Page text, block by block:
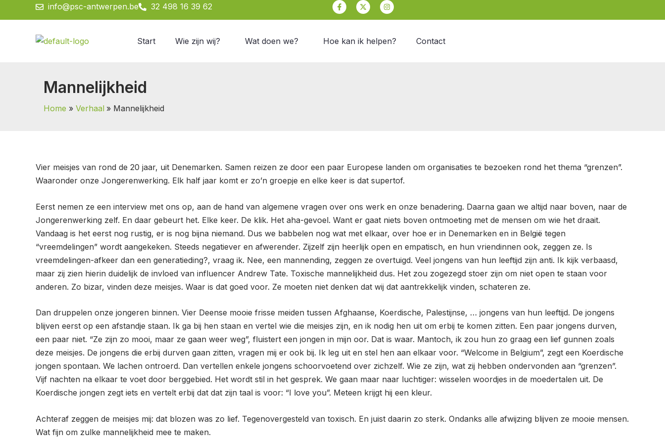
naar
info@psc-antwerpen.be 32 498 16 39 62
Facebook-
f
X-
twitter
Instagram
Start Wie zijn wij? Wat doen we? Hoe kan ik helpen? Contact
Mannelijkheid
Home Verhaal Mannelijkheid
Vier meisjes van rond de 20 jaar, uit Denemarken. Samen reizen ze door een paar Europese landen om organisaties te bezoeken rond het thema “grenzen”.
Waaronder onze Jongerenwerking. Elk half jaar komt er zo’n groepje en elke keer is dat supertof.
Eerst nemen ze een interview met ons op, aan de hand van algemene vragen over ons werk en onze benadering. Daarna gaan we altijd naar boven, naar de
Jongerenwerking zelf. En daar gebeurt het. Elke keer. De klik. Het aha-gevoel. Want er gaat niets boven ontmoeting met de mensen om wie het draait.
Vandaag is het eerst nog rustig, er is nog bijna niemand. Dus we babbelen nog wat met elkaar, over hoe er in Denemarken en in België tegen
“vreemdelingen” wordt aangekeken. Steeds negatiever en afwerender. Zijzelf zijn heerlijk open en empatisch, en hun vriendinnen ook, zeggen ze. Is
vreemdelingen-afkeer dan een generatieding?, vraag ik. Nee, een mannending, zeggen ze overtuigd. Veel jongens van hun leeftijd zijn anti. Ik kijk verbaasd,
maar zij zien hierin duidelijk de invloed van influencer Andrew Tate. Toxische mannelijkheid dus. Het zou zogezegd stoer zijn om niet open te staan voor
anderen. Zo bizar, vinden deze meisjes. Waar is dat goed voor. Ze moeten niet denken dat wij dat aantrekkelijk vinden, schateren ze.
Dan druppelen onze jongeren binnen. Vier Deense mooie frisse meiden tussen Afghaanse, Koerdische, Palestijnse, … jongens van hun leeftijd. De jongens
blijven eerst op een afstandje staan. Ik ga bij hen staan en vertel wie die meisjes zijn, en ik nodig hen uit om erbij te komen zitten. Een paar jongens durven,
een paar niet. “Ze zijn zo mooi, maar ze gaan weer weg”, fluistert een jongen in mijn oor. Dat is waar. Mantoch, ik zou hun zo graag een lief gunnen zoals
deze meisjes. De jongens die erbij durven gaan zitten, vragen mij er ook bij. Ik leg uit en stel hen aan elkaar voor. “Welcome in Belgium”, zegt een Koerdische
jongen spontaan. We lachen ontroerd. Dan vertellen enkele jongens schoorvoetend over zichzelf. Wie ze zijn, wat zij hebben ondervonden aan “grenzen”.
Vijf nachten na elkaar te voet door berggebied. Het wordt stil in het gesprek. We gaan maar naar luchtiger: wisselen woordjes in de moedertalen uit. De
Koerdische jongen zegt iets en vertelt erbij dat dat zijn taal is voor: “I love you”. Meteen krijgt hij een kleur.
Achteraf zeggen de meisjes mij: dat blozen was zo lief. Tegenovergesteld van toxisch. En juist daarin zo sterk. Ondanks alle afwijzing blijven ze mooie mensen.
Wat fijn om zulke mannelijkheid mee te maken.